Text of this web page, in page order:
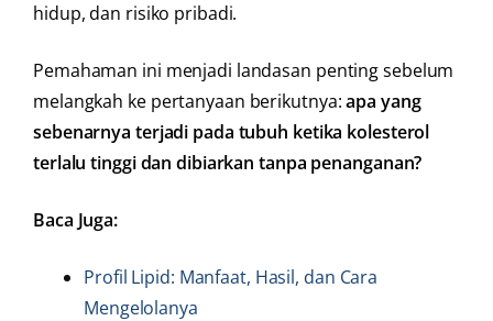
hidup, dan risiko pribadi.
Pemahaman ini menjadi landasan penting sebelum
melangkah ke pertanyaan berikutnya:apa yang
sebenarnya terjadi pada tubuh ketika kolesterol
terlalu tinggi dan dibiarkan tanpa penanganan?
Baca Juga:
Profil Lipid: Manfaat, Hasil, dan Cara
Mengelolanya